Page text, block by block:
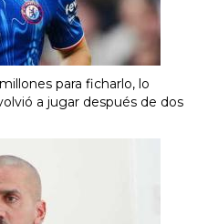
para ficharlo, lo
a jugar después de dos